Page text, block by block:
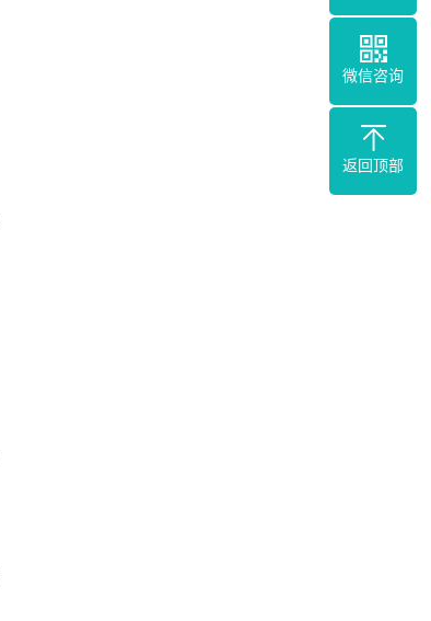
微信咨询
返回顶部